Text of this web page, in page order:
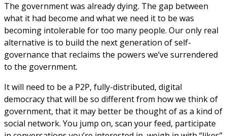
The government was already dying. The gap between
what it had become and what we need it to be was
becoming intolerable for too many people. Our only real
alternative is to build the next generation of self-
governance that reclaims the powers we’ve surrendered
to the government.
It will need to be a P2P, fully-distributed, digital
democracy that will be so different from how we think of
government, that it may better be thought of as a kind of
social network. You jump on, scan your feed, participate